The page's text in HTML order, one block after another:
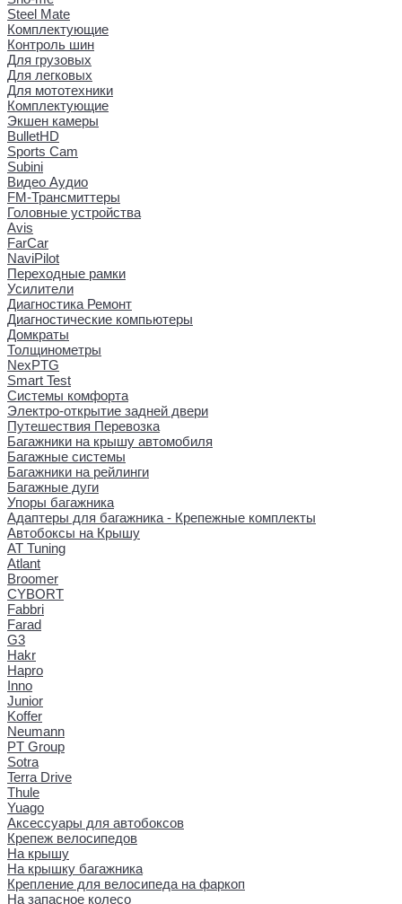
Steel Mate
Комплектующие
Контроль шин
Для грузовых
Для легковых
Для мототехники
Комплектующие
Экшен камеры
BulletHD
Sports Cam
Subini
Видео Аудио
FM-Трансмиттеры
Головные устройства
Avis
FarCar
NaviPilot
Переходные рамки
Усилители
Диагностика Ремонт
Диагностические компьютеры
Домкраты
Толщинометры
NexPTG
Smart Test
Системы комфорта
Электро-открытие задней двери
Путешествия Перевозка
Багажники на крышу автомобиля
Багажные системы
Багажники на рейлинги
Багажные дуги
Упоры багажника
Адаптеры для багажника - Крепежные комплекты
Автобоксы на Крышу
AT Tuning
Atlant
Broomer
CYBORT
Fabbri
Farad
G3
Hakr
Hapro
Inno
Junior
Koffer
Neumann
PT Group
Sotra
Terra Drive
Thule
Yuago
Аксессуары для автобоксов
Крепеж велосипедов
На крышу
На крышку багажника
Крепление для велосипеда на фаркоп
На запасное колесо